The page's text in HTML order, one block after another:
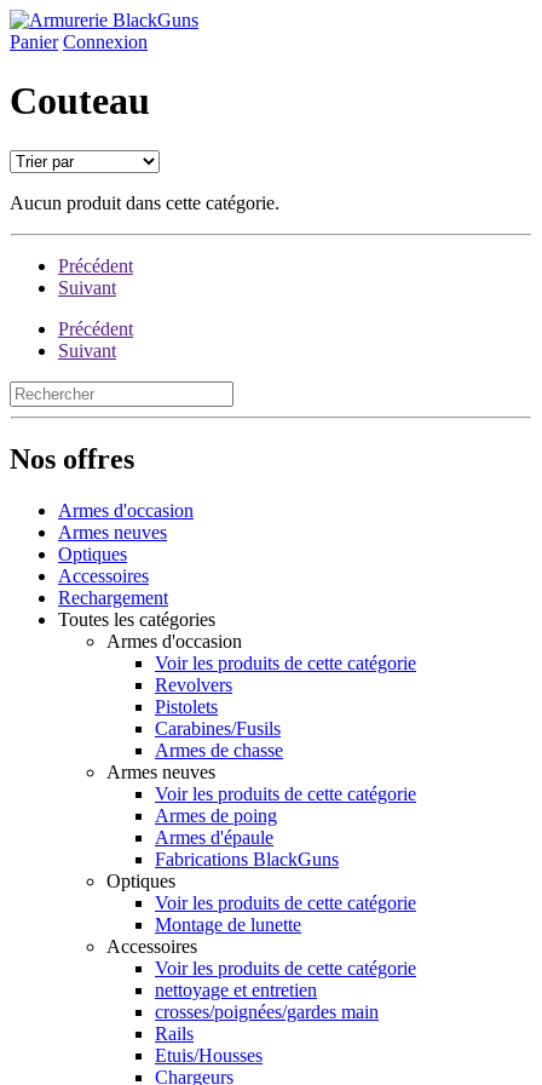
Panier Connexion
Couteau
Aucun produit dans cette catégorie.
Précédent
Suivant
Précédent
Suivant
Nos offres
Armes d'occasion
Armes neuves
Optiques
Accessoires
Rechargement
Toutes les catégories
Armes d'occasion
Voir les produits de cette catégorie
Revolvers
Pistolets
Carabines/Fusils
Armes de chasse
Armes neuves
Voir les produits de cette catégorie
Armes de poing
Armes d'épaule
Fabrications BlackGuns
Optiques
Voir les produits de cette catégorie
Montage de lunette
Accessoires
Voir les produits de cette catégorie
nettoyage et entretien
crosses/poignées/gardes main
Rails
Etuis/Housses
Chargeurs